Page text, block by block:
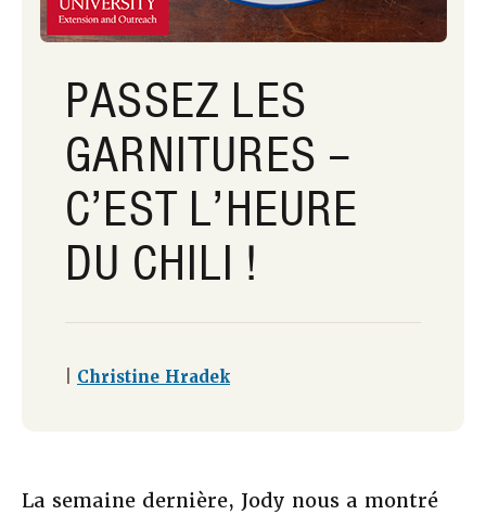
PASSEZ LES
GARNITURES –
C’EST L’HEURE
DU CHILI !
Christine Hradek
La semaine dernière, Jody nous a montré